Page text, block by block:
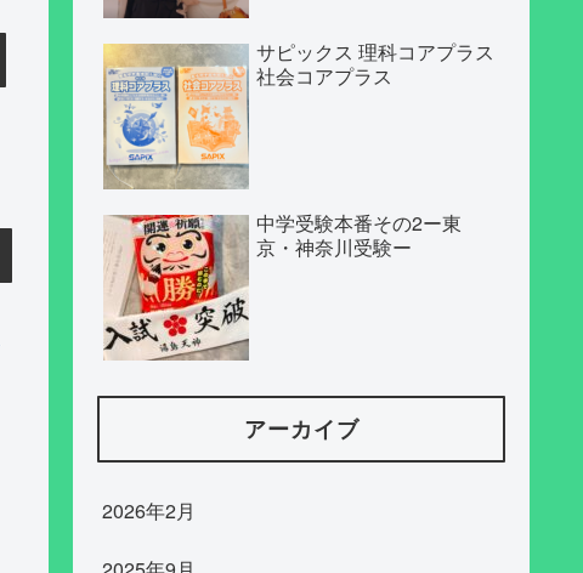
サピックス 理科コアプラス
社会コアプラス
中学受験本番その2ー東
京・神奈川受験ー
アーカイブ
2026年2月